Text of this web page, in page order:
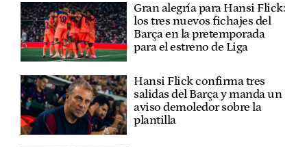
Gran alegría para Hansi Flick:
los tres nuevos fichajes del
Barça en la pretemporada
para el estreno de Liga
Hansi Flick confirma tres
salidas del Barça y manda un
aviso demoledor sobre la
plantilla